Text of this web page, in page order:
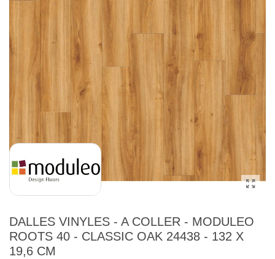
DALLES VINYLES - A COLLER - MODULEO
ROOTS 40 - CLASSIC OAK 24438 - 132 X
19,6 CM